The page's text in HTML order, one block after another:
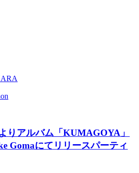
りアルバム「KUMAGOYA」
Gomaにてリリースパーティ